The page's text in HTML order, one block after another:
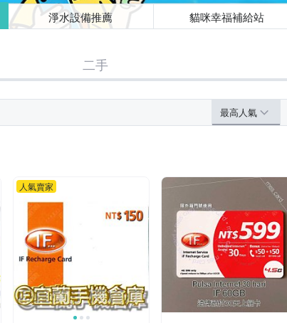
淨水設備推薦 貓咪幸福補給站
二手
最高人氣
人氣賣家